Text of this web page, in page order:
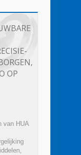
OP
van HUA